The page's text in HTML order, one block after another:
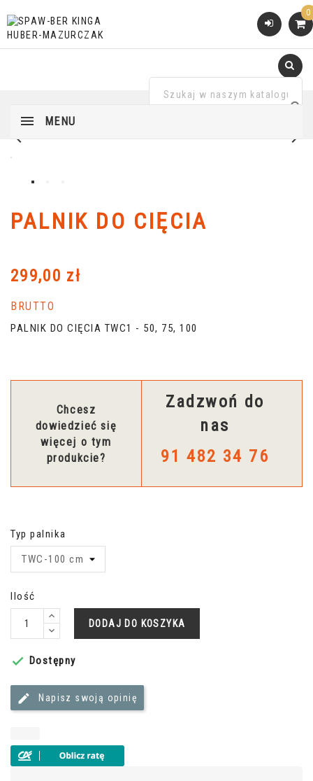
0
MENU
 
PALNIK DO CIĘCIA
299,00 zł
BRUTTO
PALNIK DO CIĘCIA TWC1 - 50, 75, 100
Chcesz
dowiedzieć się
więcej o tym
produkcie?
Zadzwoń do
nas
91 482 34 76
Typ palnika
Ilość
DODAJ DO KOSZYKA
 Dostępny
Napisz swoją opinię